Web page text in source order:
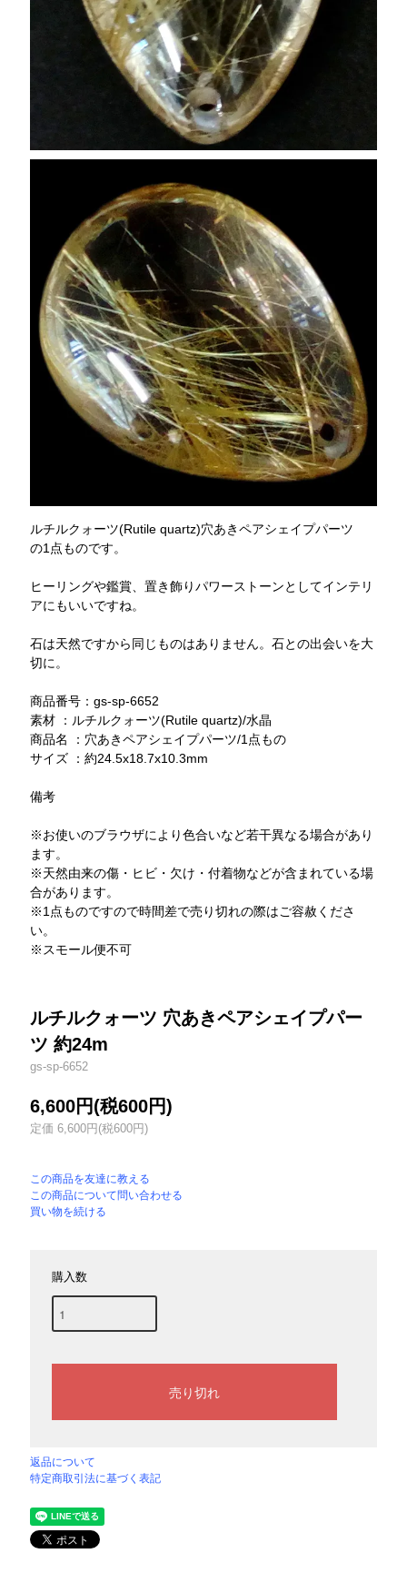
ルチルクォーツ(Rutile quartz)穴あきペアシェイプパーツ
の1点ものです。
ヒーリングや鑑賞、置き飾りパワーストーンとしてインテリ
アにもいいですね。
石は天然ですから同じものはありません。石との出会いを大
切に。
商品番号：gs-sp-6652
素材 ：ルチルクォーツ(Rutile quartz)/水晶
商品名 ：穴あきペアシェイプパーツ/1点もの
サイズ ：約24.5x18.7x10.3mm
備考
※お使いのブラウザにより色合いなど若干異なる場合があり
ます。
※天然由来の傷・ヒビ・欠け・付着物などが含まれている場
合があります。
※1点ものですので時間差で売り切れの際はご容赦くださ
い。
※スモール便不可
ルチルクォーツ 穴あきペアシェイプパー
ツ 約24m
gs-sp-6652
6,600円(税600円)
定価 6,600円(税600円)
この商品を友達に教える
この商品について問い合わせる
買い物を続ける
購入数
返品について
特定商取引法に基づく表記